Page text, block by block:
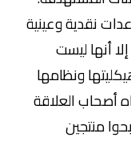
نقدية وعينية
أنها ليست
ونظامها
أصحاب العلاقة
منتجين